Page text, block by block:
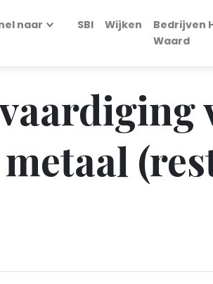
naar SBI Wijken
Bedrijven
Waard